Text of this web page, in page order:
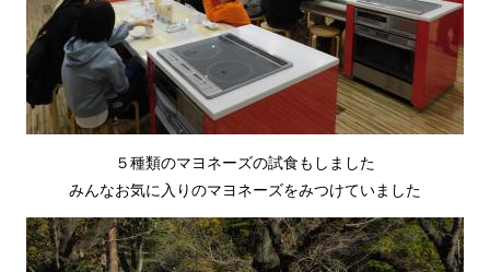
５種類のマヨネーズの試食もしました
みんなお気に入りのマヨネーズをみつけていました